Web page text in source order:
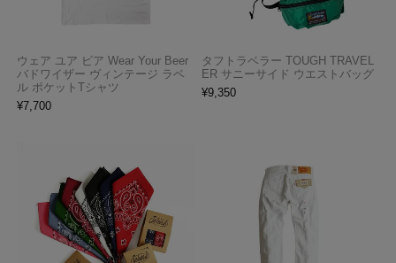
ウェア ユア ビア Wear Your Beer
バドワイザー ヴィンテージ ラベ
ル ポケットTシャツ
¥7,700
タフトラベラー TOUGH TRAVEL
ER サニーサイド ウエストバッグ
¥9,350